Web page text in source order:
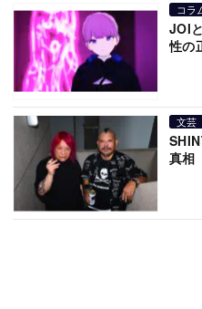
コラ
JOI
性の
文芸
真相